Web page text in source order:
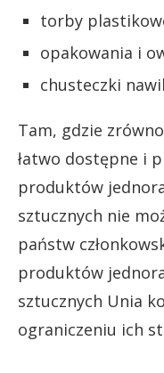
torby
opakowania i
chusteczki
Tam, gdzie
łatwo dostępne i
produktów
sztucznych nie
państw
produktów
sztucznych Unia
ograniczeniu ich